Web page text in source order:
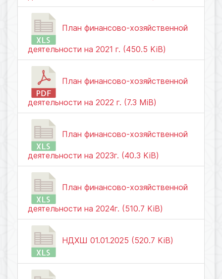
План финансово-хозяйственной
деятельности на 2021 г. (450.5 KiB)
План финансово-хозяйственной
деятельности на 2022 г. (7.3 MiB)
План финансово-хозяйственной
деятельности на 2023г. (40.3 KiB)
План финансово-хозяйственной
деятельности на 2024г. (510.7 KiB)
НДХШ 01.01.2025 (520.7 KiB)